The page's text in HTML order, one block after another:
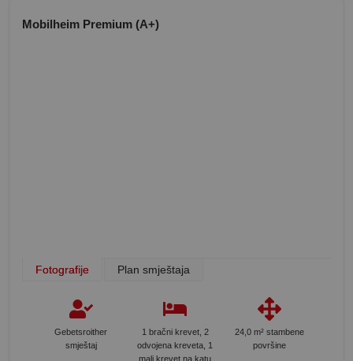
Mobilheim Premium (A+)
Fotografije Plan smještaja
Gebetsroither
smještaj
1 bračni krevet, 2
odvojena kreveta, 1
mali krevet na katu
24,0 m² stambene
površine